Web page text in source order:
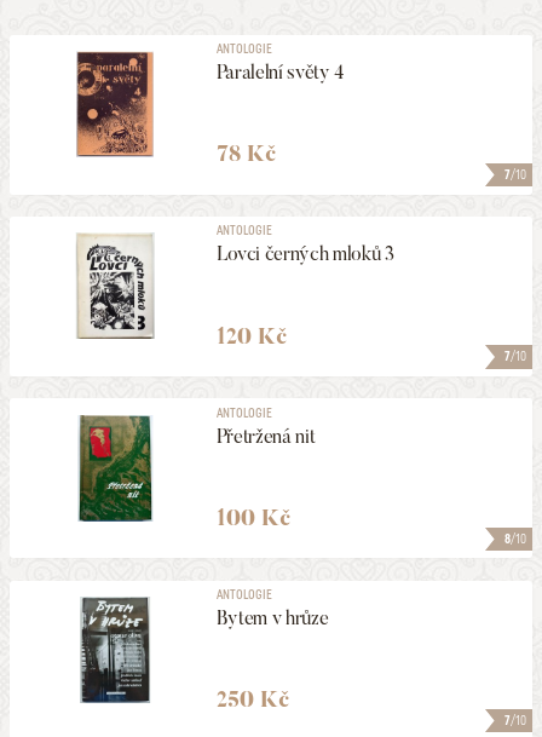
7/10
ANTOLOGIE
Paralelní světy 4
78 Kč
7/10
ANTOLOGIE
Lovci černých mloků 3
120 Kč
8/10
ANTOLOGIE
Přetržená nit
100 Kč
7/10
ANTOLOGIE
Bytem v hrůze
250 Kč